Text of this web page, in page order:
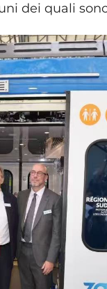
dei quali